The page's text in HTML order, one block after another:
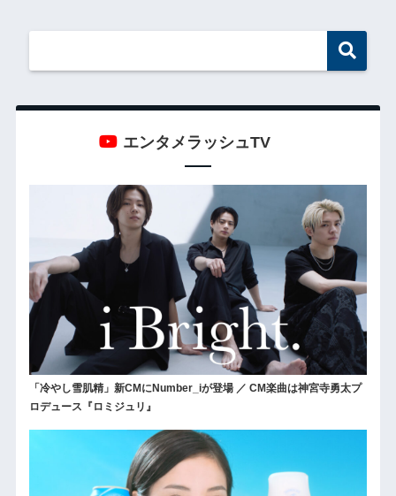
エンタメラッシュTV
「冷やし雪肌精」新CMにNumber_iが登場 ／ CM楽曲は神宮寺勇太プ
ロデュース『ロミジュリ』